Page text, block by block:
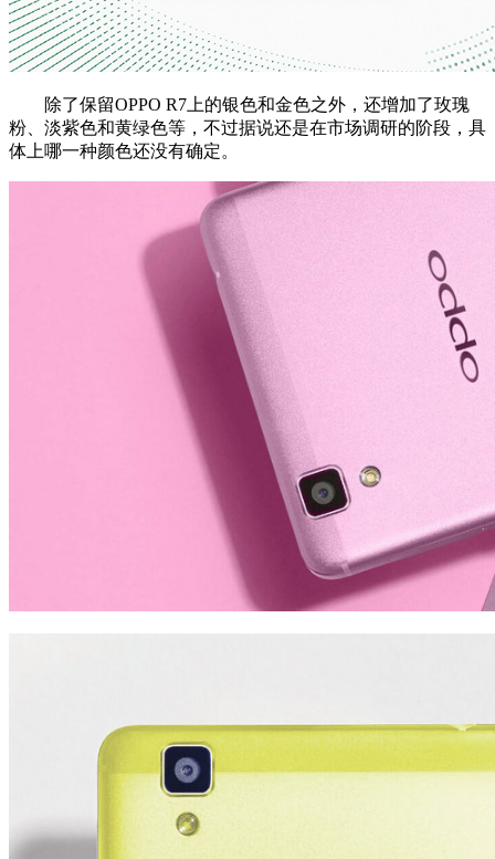
除了保留OPPO R7上的银色和金色之外，还增加了玫瑰
粉、淡紫色和黄绿色等，不过据说还是在市场调研的阶段，具
体上哪一种颜色还没有确定。